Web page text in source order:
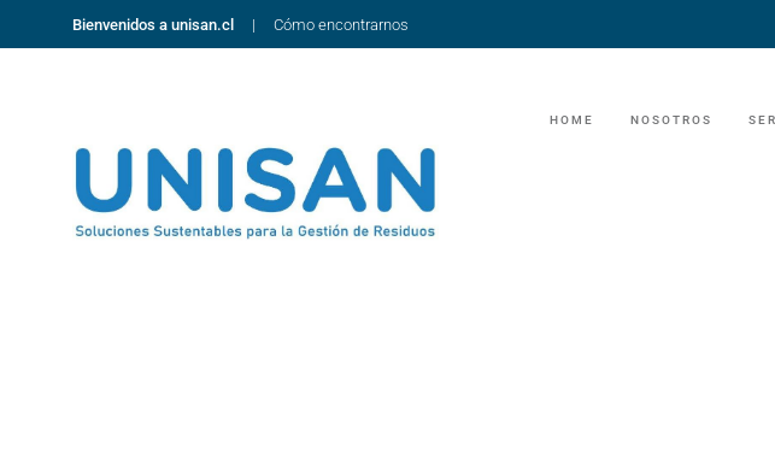
Bienvenidos a unisan.cl Cómo encontrarnos
HOME NOSOTROS